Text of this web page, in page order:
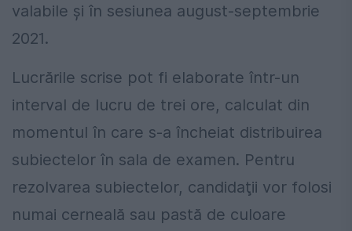
valabile şi în sesiunea august-septembrie
2021.
Lucrările scrise pot fi elaborate într-un
interval de lucru de trei ore, calculat din
momentul în care s-a încheiat distribuirea
subiectelor în sala de examen. Pentru
rezolvarea subiectelor, candidaţii vor folosi
numai cerneală sau pastă de culoare